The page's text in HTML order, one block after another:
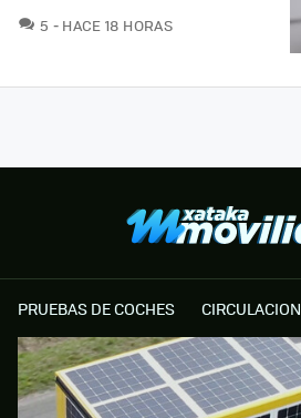
5 COMENTARIOS
HACE 18 HORAS
PRUEBAS DE COCHES CIRCULACION